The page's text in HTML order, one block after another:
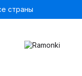
страны